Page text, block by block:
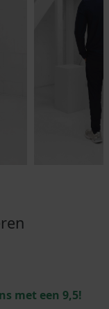
met een 9,5!